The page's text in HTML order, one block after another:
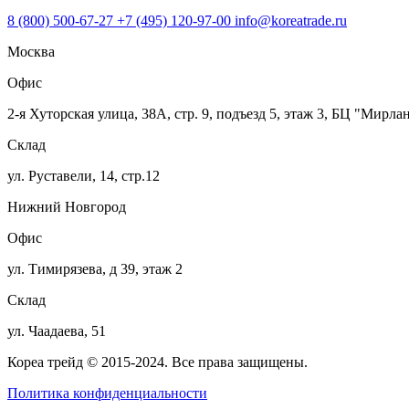
8 (800) 500-67-27 +7 (495) 120-97-00 info@koreatrade.ru
Москва
Офис
2-я Хуторская улица, 38А, стр. 9, подъезд 5, этаж 3, БЦ
Склад
ул. Руставели, 14, стр.12
Нижний Новгород
Офис
ул. Тимирязева, д 39, этаж 2
Склад
ул. Чаадаева, 51
Кореа трейд © 2015-2024. Все права защищены.
Политика конфиденциальности